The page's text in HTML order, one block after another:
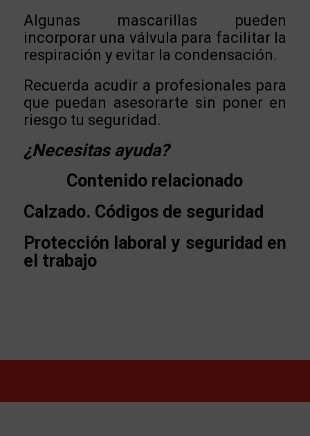
Algunas mascarillas pueden
incorporar una válvula para facilitar la
respiración y evitar la condensación.
Recuerda acudir a profesionales para
que puedan asesorarte sin poner en
riesgo tu seguridad.
¿Necesitas ayuda?
Contenido relacionado
Calzado. Códigos de seguridad
Protección laboral y seguridad en
el trabajo